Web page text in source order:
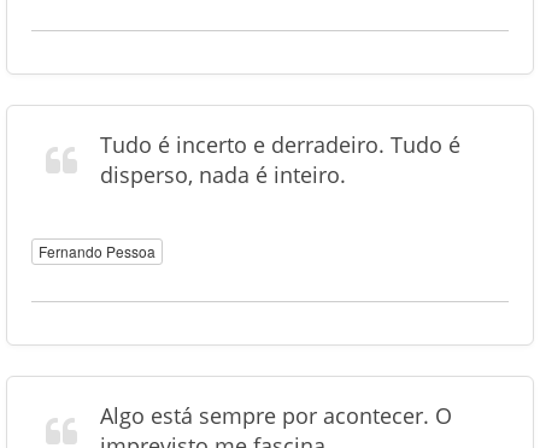
Tudo é incerto e derradeiro. Tudo é
disperso, nada é inteiro.
Fernando Pessoa
Algo está sempre por acontecer. O